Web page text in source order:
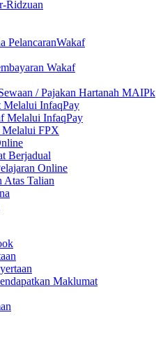
Ridzuan
PelancaranWakaf
Wakaf
/ Pajakan Hartanah MAIPk
Melalui InfaqPay
Melalui InfaqPay
Melalui FPX
Berjadual
Online
Atas Talian
Maklumat